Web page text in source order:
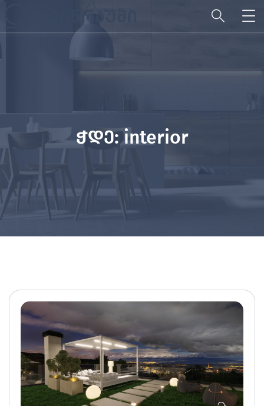
ჭდე:interior